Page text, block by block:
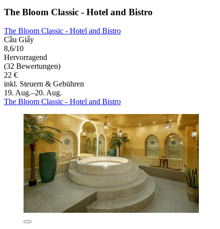
The Bloom Classic - Hotel and Bistro
The Bloom Classic - Hotel and Bistro
Cầu Giấy
8,6/10
Hervorragend
(32 Bewertungen)
22 €
inkl. Steuern & Gebühren
19. Aug.–20. Aug.
The Bloom Classic - Hotel and Bistro